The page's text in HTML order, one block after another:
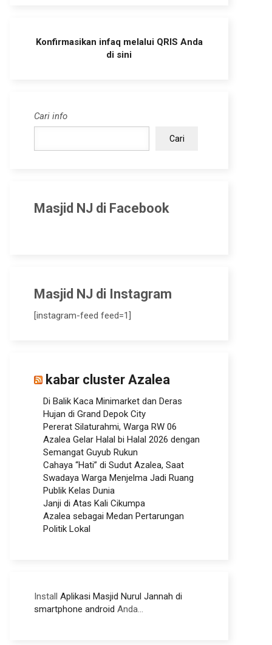
Konfirmasikan infaq melalui QRIS Anda
di sini
Cari info
Cari
Masjid NJ di Facebook
Masjid NJ di Instagram
[instagram-feed feed=1]
kabar cluster Azalea
Di Balik Kaca Minimarket dan Deras
Hujan di Grand Depok City
Pererat Silaturahmi, Warga RW 06
Azalea Gelar Halal bi Halal 2026 dengan
Semangat Guyub Rukun
Cahaya “Hati” di Sudut Azalea, Saat
Swadaya Warga Menjelma Jadi Ruang
Publik Kelas Dunia
Janji di Atas Kali Cikumpa
Azalea sebagai Medan Pertarungan
Politik Lokal
Install Aplikasi Masjid Nurul Jannah di
smartphone android Anda...